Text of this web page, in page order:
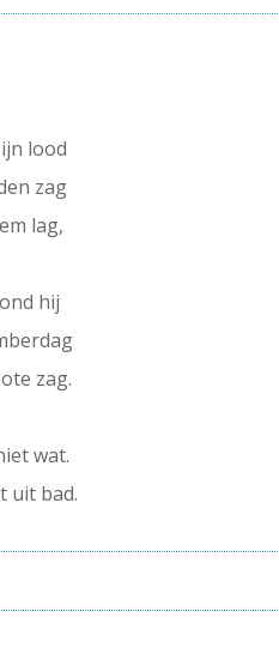
lood
zag
lag,
hij
zag.
wat.
uit bad.